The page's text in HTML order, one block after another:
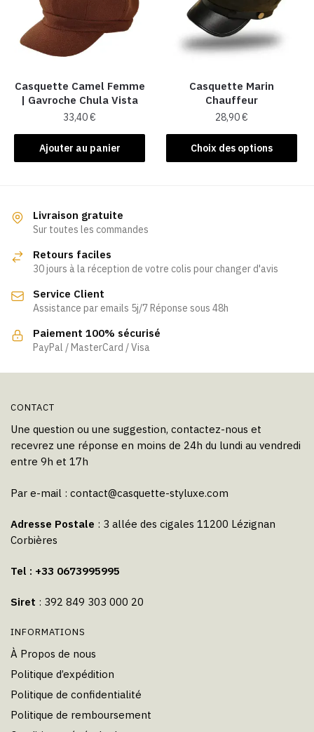
Casquette Camel Femme
| Gavroche Chula Vista
33,40€
Ajouter au panier
Casquette Marin
Chauffeur
28,90€
Choix des options
Ce
produit
peuvent
être
Livraison gratuite
Sur toutes les commandes
Retours faciles
30 jours à la réception de votre colis pour changer d'avis
Service Client
Assistance par emails 5j/7 Réponse sous 48h
Paiement 100% sécurisé
PayPal / MasterCard / Visa
CONTACT
Une question ou une suggestion, contactez-nous et
recevrez une réponse en moins de 24h du lundi au vendredi
entre 9h et 17h
Par e-mail : contact@casquette-styluxe.com
Adresse Postale : 3 allée des cigales 11200 Lézignan
Corbières
Tel : +33 0673995995
Siret : 392 849 303 000 20
INFORMATIONS
À Propos de nous
Politique d’expédition
Politique de confidentialité
Politique de remboursement